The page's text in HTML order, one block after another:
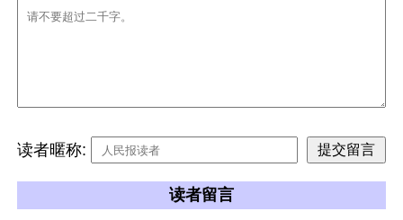
读者暱称:
读者留言